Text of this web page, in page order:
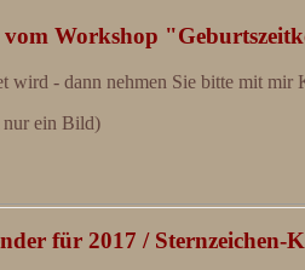
vom Workshop
wird - dann nehmen Sie bitte mit mir
nur ein Bild)
für 2017 / Sternzeichen-